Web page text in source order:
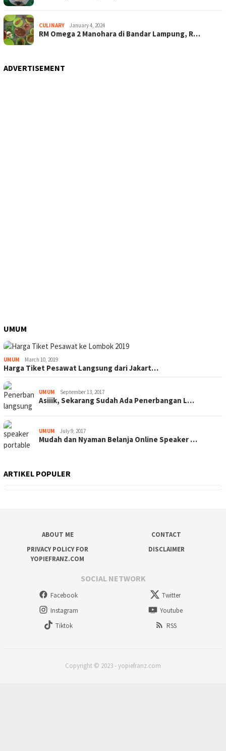
CULINARY January 4, 2024
RM Omega 2 Manohara di Bandar Lampung, R…
ADVERTISEMENT
UMUM
UMUM March 10, 2019
Harga Tiket Pesawat Langsung dari Jakart…
UMUM September 13, 2017
Asiiik, Sekarang Sudah Ada Penerbangan L…
UMUM July 9, 2017
Mudah dan Nyaman Belanja Online Speaker …
ARTIKEL POPULER
ABOUT ME
CONTACT
PRIVACY POLICY FOR
YOPIEFRANZ.COM
DISCLAIMER
SOCIAL NETWORK
Facebook
Twitter
Instagram
Youtube
Tiktok
RSS
Copyright © 2023 - yopiefranz.com